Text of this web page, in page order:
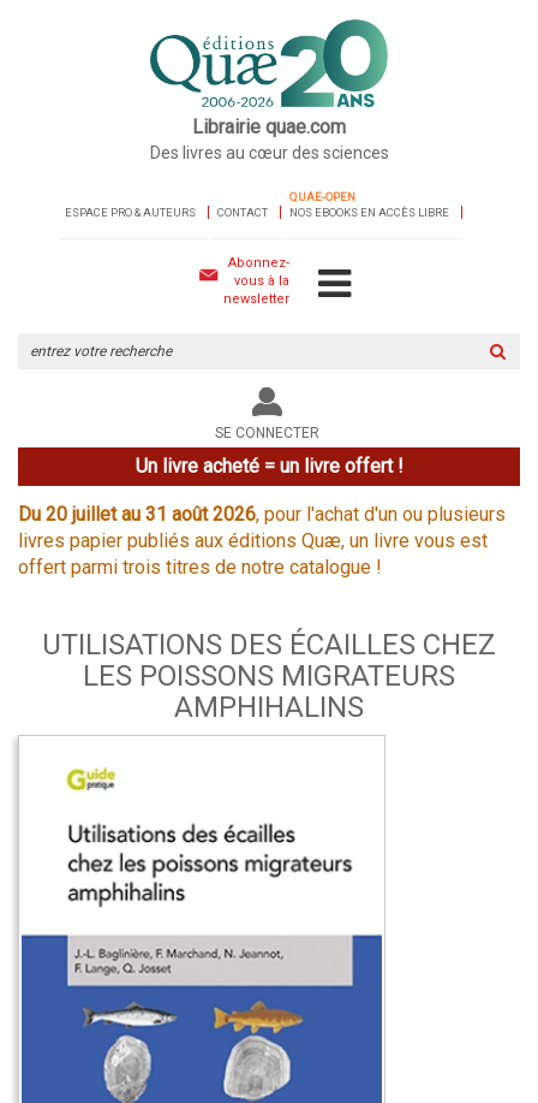
Librairie quae.com
Des livres au cœur des sciences
ESPACE PRO & AUTEURS CONTACT
QUAE-OPEN
NOS EBOOKS EN ACCÈS LIBRE
Abonnez-
vous à la
newsletter
le
site
SE CONNECTER
Un livre acheté = un livre offert !
Du 20 juillet au 31 août 2026, pour l'achat d'un ou plusieurs
livres papier publiés aux éditions Quæ, un livre vous est
offert parmi trois titres de notre catalogue !
UTILISATIONS DES ÉCAILLES CHEZ
LES POISSONS MIGRATEURS
AMPHIHALINS